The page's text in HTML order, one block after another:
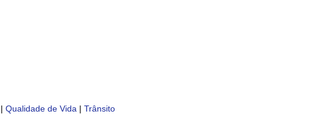
| Qualidade de Vida | Trânsito